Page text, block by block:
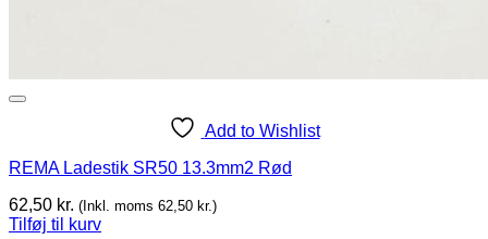
Add to Wishlist
REMA Ladestik SR50 13.3mm2 Rød
62,50 kr. (Inkl. moms 62,50 kr.)
Tilføj til kurv